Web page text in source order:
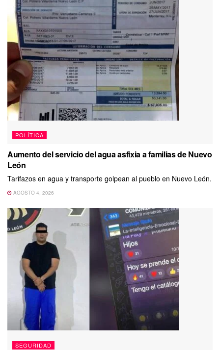
POLÍTICA
Aumento del servicio del agua asfixia a familias de Nuevo
León
Tarifazos en agua y transporte golpean al pueblo en Nuevo León.
AGOSTO 4, 2026
SEGURIDAD